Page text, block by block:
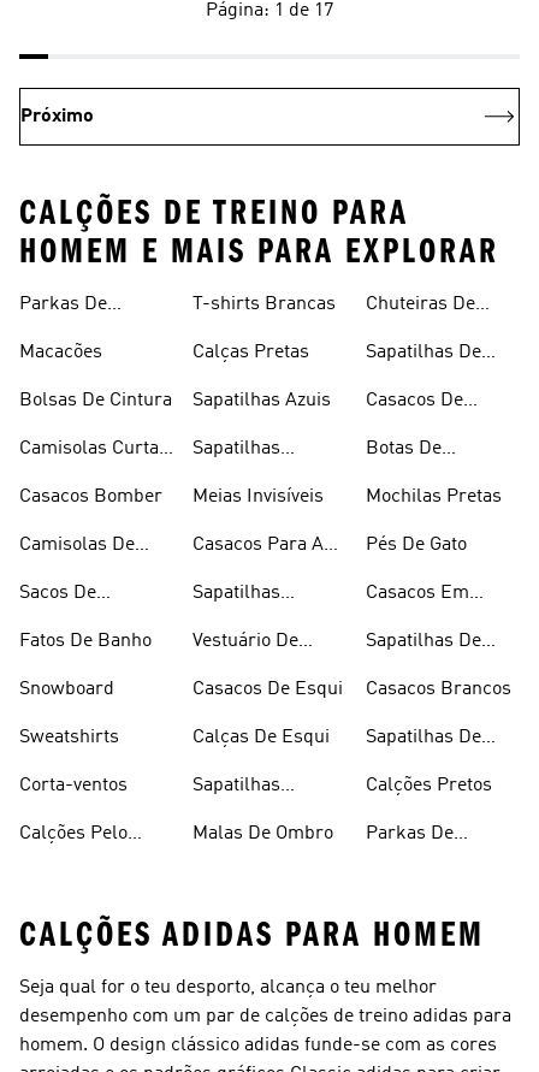
Página: 1 de 17
Próximo
CALÇÕES DE TREINO PARA
HOMEM E MAIS PARA EXPLORAR
Parkas De
Macacões
Bolsas De Cintura
Camisolas Curtas
Casacos Bomber
Camisolas De
Sacos De
Fatos De Banho
Snowboard
Sweatshirts
Corta-ventos
Calções Pelo
T-shirts Brancas
Calças Pretas
Sapatilhas Azuis
Sapatilhas
Meias Invisíveis
Casacos Para A
Sapatilhas
Vestuário De
Casacos De Esqui
Calças De Esqui
Sapatilhas
Malas De Ombro
Chuteiras De
Sapatilhas De
Casacos De
Botas De
Mochilas Pretas
Pés De Gato
Casacos Em
Sapatilhas De
Casacos Brancos
Sapatilhas De
Calções Pretos
Parkas De
CALÇÕES ADIDAS PARA HOMEM
Seja qual for o teu desporto, alcança o teu melhor
desempenho com um par de calções de treino adidas para
homem. O design clássico adidas funde-se com as cores